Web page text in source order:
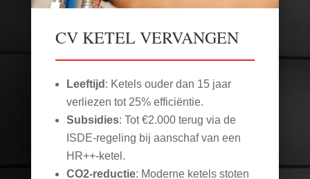
CV KETEL VERVANGEN
Leeftijd : Ketels ouder dan 15 jaar
verliezen tot 25% efficiëntie.
Subsidies: Tot €2.000 terug via de
ISDE-regeling bij aanschaf van een
HR++-ketel.
CO2-reductie: Moderne ketels stoten